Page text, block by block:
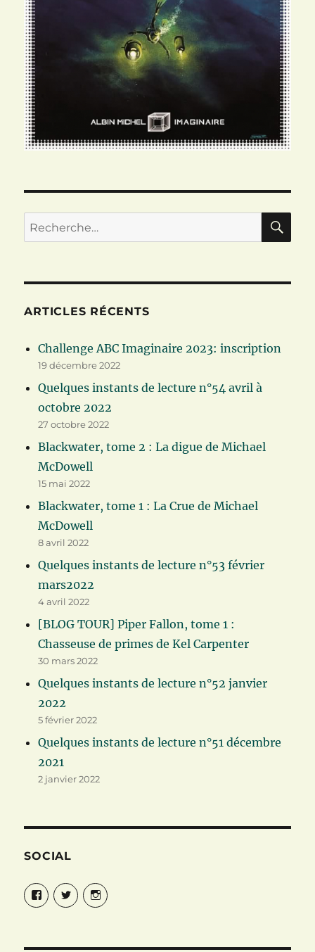
Recherche
pour :
ARTICLES RÉCENTS
Challenge ABC Imaginaire 2023: inscription
19 décembre 2022
Quelques instants de lecture n°54 avril à
octobre 2022
27 octobre 2022
Blackwater, tome 2 : La digue de Michael
McDowell
15 mai 2022
Blackwater, tome 1 : La Crue de Michael
McDowell
8 avril 2022
Quelques instants de lecture n°53 février
mars2022
4 avril 2022
[BLOG TOUR] Piper Fallon, tome 1 :
Chasseuse de primes de Kel Carpenter
30 mars 2022
Quelques instants de lecture n°52 janvier
2022
5 février 2022
Quelques instants de lecture n°51 décembre
2021
2 janvier 2022
SOCIAL
FacebookTwitterInstagram